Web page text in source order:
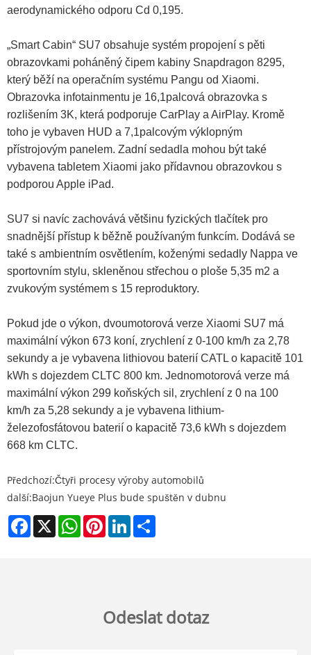
aerodynamického odporu Cd 0,195.
„Smart Cabin“ SU7 obsahuje systém propojení s pěti
obrazovkami poháněný čipem kabiny Snapdragon 8295,
který běží na operačním systému Pangu od Xiaomi.
Obrazovka infotainmentu je 16,1palcová obrazovka s
rozlišením 3K, která podporuje CarPlay a AirPlay. Kromě
toho je vybaven HUD a 7,1palcovým výklopným
přístrojovým panelem. Zadní sedadla mohou být také
vybavena tabletem Xiaomi jako přídavnou obrazovkou s
podporou Apple iPad.
SU7 si navíc zachovává většinu fyzických tlačítek pro
snadnější přístup k běžně používaným funkcím. Dodává se
také s ambientním osvětlením, koženými sedadly Nappa ve
sportovním stylu, skleněnou střechou o ploše 5,35 m2 a
zvukovým systémem s 15 reproduktory.
Pokud jde o výkon, dvoumotorová verze Xiaomi SU7 má
maximální výkon 673 koní, zrychlení z 0-100 km/h za 2,78
sekundy a je vybavena lithiovou baterií CATL o kapacitě 101
kWh s dojezdem CLTC 800 km. Jednomotorová verze má
maximální výkon 299 koňských sil, zrychlení z 0 na 100
km/h za 5,28 sekundy a je vybavena lithium-
železofosfátovou baterií o kapacitě 73,6 kWh s dojezdem
668 km CLTC.
Předchozí:Čtyři procesy výroby automobilů
další:Baojun Yueye Plus bude spuštěn v dubnu
Facebook
X WhatsAppPinterestLinkedIn
Odeslat dotaz